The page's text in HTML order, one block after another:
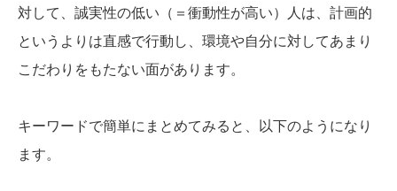
対して、誠実性の低い（＝衝動性が高い）人は、計画的
というよりは直感で行動し、環境や自分に対してあまり
こだわりをもたない面があります。
キーワードで簡単にまとめてみると、以下のようになり
ます。